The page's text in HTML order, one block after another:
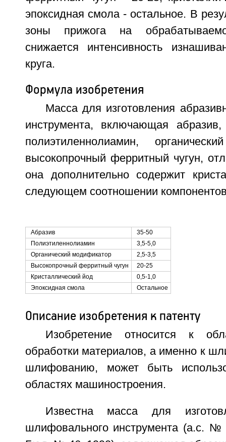
эпоксидная смола - остальное. В
зоны прижога на
снижается интенсивность
круга.
Формула изобретения
Масса для изготовления
инструмента, включающая
полиэтиленнолиамин,
высокопрочный ферритный чугун,
она дополнительно содержит
следующем соотношении
Абразив
35-50
Полиэтиленнолиамин
3,5-5,0
Органический модификатор
2,5-3,5
Высокопрочный ферритный чугун
20-25
Кристаллический йод
0,5-1,0
Эпоксидная смола
Остальное
Описание изобретения к патенту
Изобретение относится к
обработки материалов, а именно к
шлифованию, может быть
областях машиностроения.
Известна масса для
шлифовального инструмента (а.с.